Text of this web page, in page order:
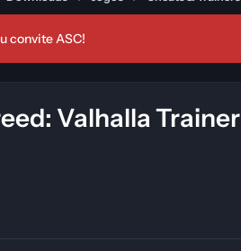
convite ASC!
Valhalla Trainer